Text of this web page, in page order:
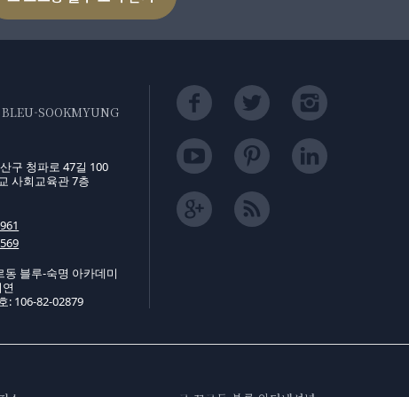
SOOKMYUNG
구 청파로 47길 100
사회교육관 7층
동 블루-숙명 아카데미
: 106-82-02879